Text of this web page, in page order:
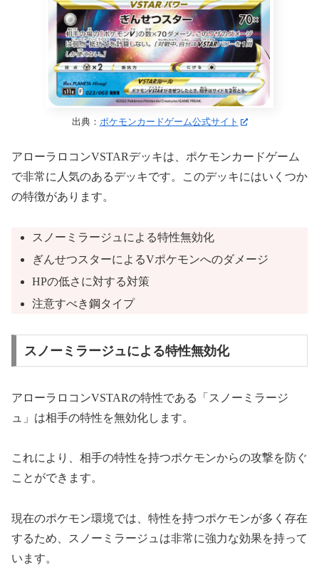
出典： ポケモンカードゲーム公式サイト
アローラロコンVSTARデッキは、ポケモンカードゲーム
で非常に人気のあるデッキです。このデッキにはいくつか
の特徴があります。
スノーミラージュによる特性無効化
ぎんせつスターによるVポケモンへのダメージ
HPの低さに対する対策
注意すべき鋼タイプ
スノーミラージュによる特性無効化
アローラロコンVSTARの特性である「スノーミラージ
ュ」は相手の特性を無効化します。
これにより、相手の特性を持つポケモンからの攻撃を防ぐ
ことができます。
現在のポケモン環境では、特性を持つポケモンが多く存在
するため、スノーミラージュは非常に強力な効果を持って
います。